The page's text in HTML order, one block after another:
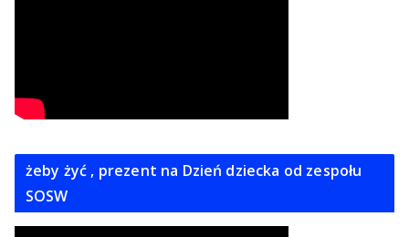
żeby żyć , prezent na Dzień dziecka od zespołu
SOSW